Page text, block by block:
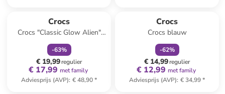
Crocs
Crocs "Classic Glow Alien"
wit/groen
-63%
€ 19,99regulier
€ 17,99 met family
Adviesprijs (AVP): € 48,90*
Crocs
Crocs blauw
-62%
€ 14,99regulier
€ 12,99 met family
Adviesprijs (AVP): € 34,99*